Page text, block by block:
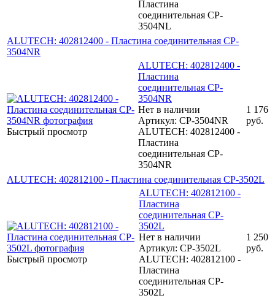
Пластина
соединительная CP-
3504NL
ALUTECH: 402812400 - Пластина соединительная CP-
3504NR
Быстрый просмотр
ALUTECH: 402812400 -
Пластина
соединительная CP-
3504NR
Нет в наличии
Артикул: CP-3504NR
ALUTECH: 402812400 -
Пластина
соединительная CP-
3504NR
1 176
руб.
ALUTECH: 402812100 - Пластина соединительная CP-3502L
Быстрый просмотр
ALUTECH: 402812100 -
Пластина
соединительная CP-
3502L
Нет в наличии
Артикул: CP-3502L
ALUTECH: 402812100 -
Пластина
соединительная CP-
3502L
1 250
руб.